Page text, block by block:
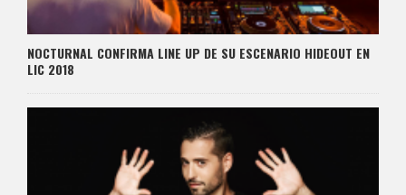
NOCTURNAL CONFIRMA LINE UP DE SU ESCENARIO HIDEOUT EN
LIC 2018